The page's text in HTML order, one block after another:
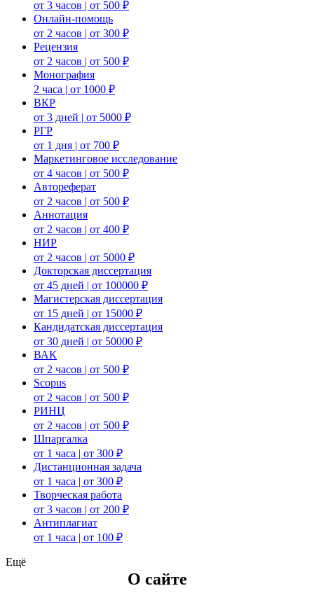
от 3 часов | от 500 ₽
Онлайн-помощь
от 2 часов | от 300 ₽
Рецензия
от 2 часов | от 500 ₽
Монография
2 часа | от 1000 ₽
ВКР
от 3 дней | от 5000 ₽
РГР
от 1 дня | от 700 ₽
Маркетинговое исследование
от 4 часов | от 500 ₽
Автореферат
от 2 часов | от 500 ₽
Аннотация
от 2 часов | от 400 ₽
НИР
от 2 часов | от 5000 ₽
Докторская диссертация
от 45 дней | от 100000 ₽
Магистерская диссертация
от 15 дней | от 15000 ₽
Кандидатская диссертация
от 30 дней | от 50000 ₽
ВАК
от 2 часов | от 500 ₽
Scopus
от 2 часов | от 500 ₽
РИНЦ
от 2 часов | от 500 ₽
Шпаргалка
от 1 часа | от 300 ₽
Дистанционная задача
от 1 часа | от 300 ₽
Творческая работа
от 3 часов | от 200 ₽
Антиплагиат
от 1 часа | от 100 ₽
Ещё
О сайте